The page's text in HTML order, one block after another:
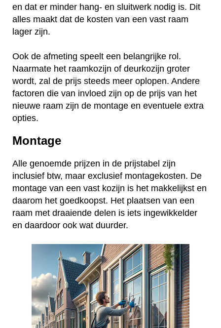
en dat er minder hang- en sluitwerk nodig is. Dit
alles maakt dat de kosten van een vast raam
lager zijn.
Ook de afmeting speelt een belangrijke rol.
Naarmate het raamkozijn of deurkozijn groter
wordt, zal de prijs steeds meer oplopen. Andere
factoren die van invloed zijn op de prijs van het
nieuwe raam zijn de montage en eventuele extra
opties.
Montage
Alle genoemde prijzen in de prijstabel zijn
inclusief btw, maar exclusief montagekosten. De
montage van een vast kozijn is het makkelijkst en
daarom het goedkoopst. Het plaatsen van een
raam met draaiende delen is iets ingewikkelder
en daardoor ook wat duurder.